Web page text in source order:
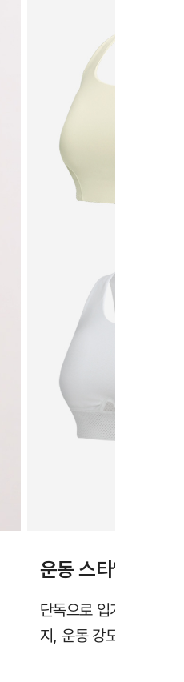
운동 스타일에 맞
단독으로 입기 좋은 매
지, 운동 강도와 스타일